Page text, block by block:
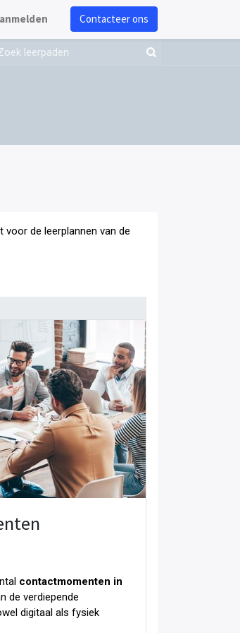
Contacteer ons
de leerplannen van de
contactmomenten in
de verdiepende
digitaal als fysiek